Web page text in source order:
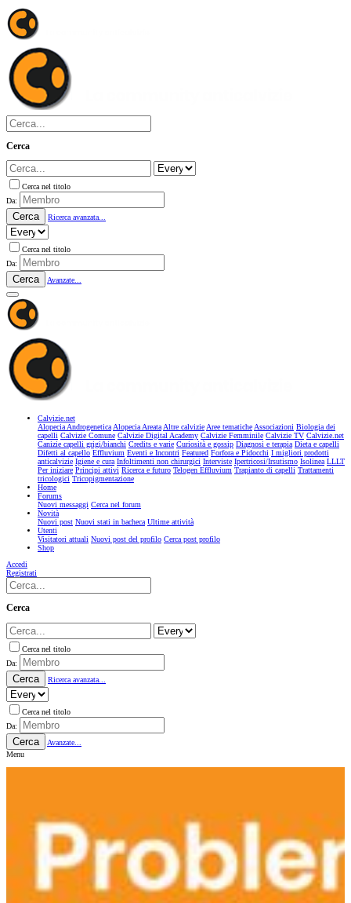
Cerca
Cerca nel titolo
Da:
Cerca Ricerca avanzata...
Cerca nel titolo
Da:
Cerca Avanzate...
Calvizie.net
Alopecia AndrogeneticaAlopecia AreataAltre calvizieAree tematicheAssociazioni Biologia dei
capelli Calvizie Comune Calvizie Digital Academy Calvizie Femminile Calvizie TV Calvizie.net
Canizie capelli grigi/bianchi Credits e varie Curiosità e gossip Diagnosi e terapia Dieta e capelli
Difetti al capello Effluvium Eventi e Incontri Featured Forfora e Pidocchi I migliori prodotti
anticalvizie Igiene e cura Infoltimenti non chirurgici Interviste Ipertricosi/Irsutismo Isolinea LLLT
Per iniziare Principi attivi Ricerca e futuro Telogen Effluvium Trapianto di capelli Trattamenti
tricologici Tricopigmentazione
Home
Forums
Nuovi messaggi Cerca nel forum
Novità
Nuovi post Nuovi stati in bacheca Ultime attività
Utenti
Visitatori attuali Nuovi post del profilo Cerca post profilo
Shop
Accedi
Registrati
Cerca
Cerca nel titolo
Da:
Cerca Ricerca avanzata...
Cerca nel titolo
Da:
Cerca
Avanzate...
Menu